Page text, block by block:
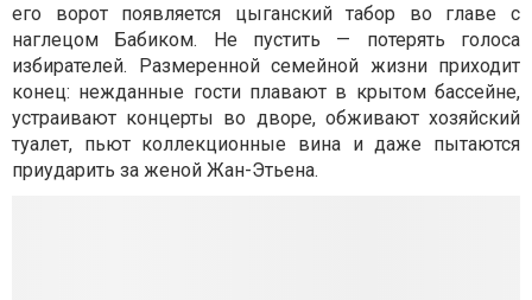
его ворот появляется цыганский табор во главе с
наглецом Бабиком. Не пустить — потерять голоса
избирателей. Размеренной семейной жизни приходит
конец: нежданные гости плавают в крытом бассейне,
устраивают концерты во дворе, обживают хозяйский
туалет, пьют коллекционные вина и даже пытаются
приударить за женой Жан-Этьена.